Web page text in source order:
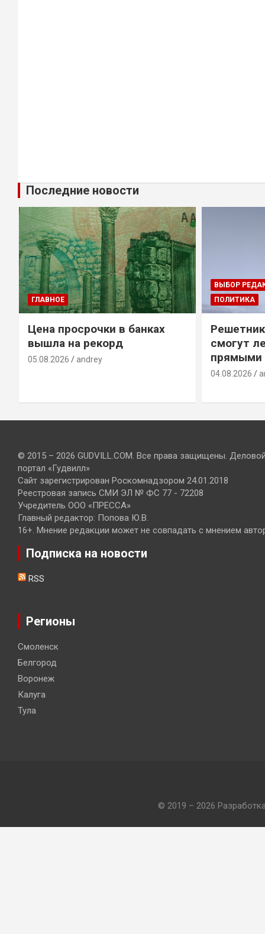
Последние новости
ГЛАВНОЕ
Цена просрочки в банках
вышла на рекорд
05.08.2026 andrey
ВЫБОР
ПОЛИТИКА
смогут
прямыми
04.08.2026
© 2015 – 2026 GUDVILL.COM. Все права защищены.
портал «Гудвилл»
Сайт зарегистрирован Роскомнадзором 24.01.2018
Реестровая запись СМИ ЭЛ № ФС 77 - 72208
Учредитель ООО «ПРЕССА»
Главный редактор: Попова Ю.В.
16+. Мнение редакции может не совпадать с мнением
Подписка на новости
RSS
Регионы
Смоленск
Белгород
Воронеж
Калуга
Тула
© 2019 – 2026